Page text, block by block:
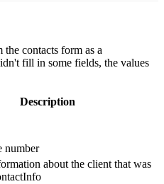
contacts form as a
fill in some fields, the values
Description
number
about the client that was